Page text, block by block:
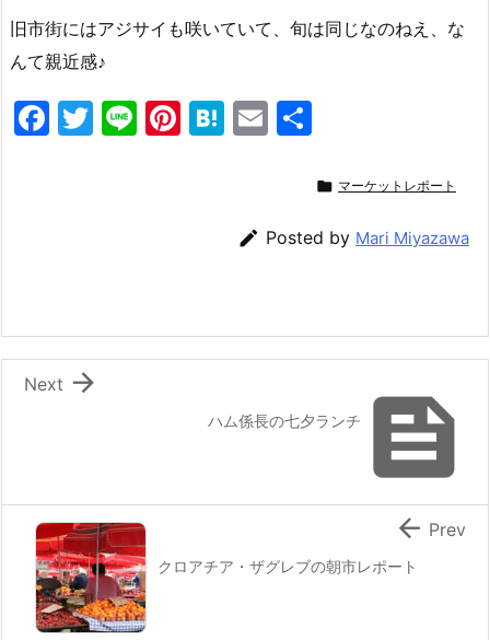
旧市街にはアジサイも咲いていて、旬は同じなのねえ、な
んて親近感♪
F
o
k
T
Li Pi H
a
E
l
 マーケットレポート
 Posted by Mari Miyazawa

ハム係長の七夕ランチ

Next
クロアチア・ザグレブの朝市レポート
 Prev